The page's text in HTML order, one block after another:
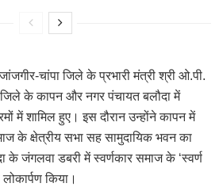
चांपा जिले के प्रभारी मंत्री श्री ओ.पी.
जिले के कापन और नगर पंचायत बलौदा में
में शामिल हुए। इस दौरान उन्होंने कापन में
के क्षेत्रीय सभा सह सामुदायिक भवन का
के जंगलवा डबरी में स्वर्णकार समाज के ‘स्वर्ण
किया।